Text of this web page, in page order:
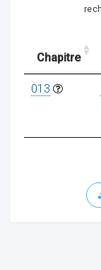
Chapitre
013